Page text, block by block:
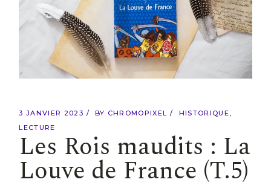
3 JANVIER 2023 BY CHROMOPIXEL
HISTORIQUE
LECTURE
Les Rois maudits : La
Louve de France (T.5)